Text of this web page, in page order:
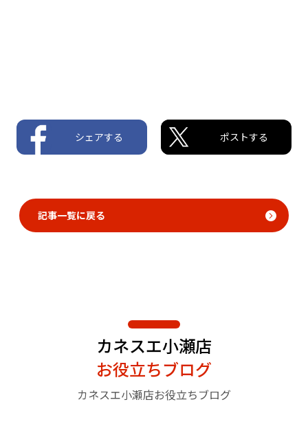
シェアする ポストする
記事一覧に戻る
カネスエ小瀬店
お役立ちブログ
カネスエ小瀬店お役立ちブログ